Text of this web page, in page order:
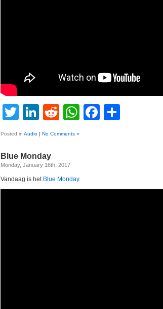
Twitter
LinkedIn
RedditWhatsApp
Facebook
Posted in Audio | No Comments »
Blue Monday
Monday, January 16th, 2017
Vandaag is het Blue Monday.